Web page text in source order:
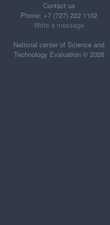
Contact us
Phone: +7 (727) 222 1102
Write a message
National center of Science and
Technology Evaluation © 2026